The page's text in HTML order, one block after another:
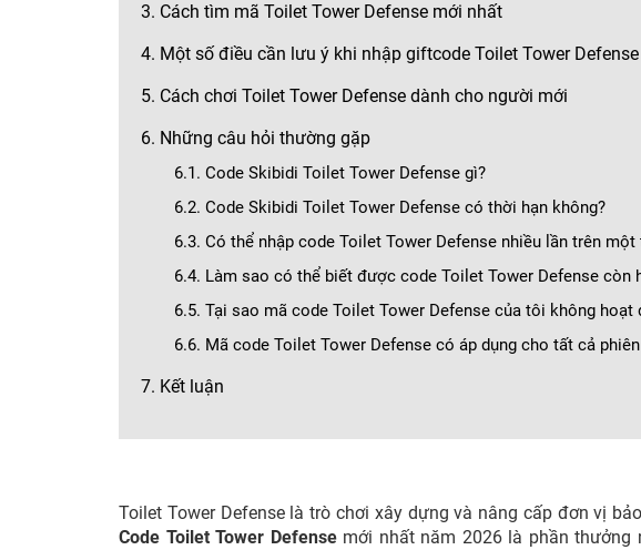
3. Cách tìm mã Toilet Tower Defense mới nhất
4. Một số điều cần lưu ý khi nhập giftcode Toilet Tower Defense
5. Cách chơi Toilet Tower Defense dành cho người mới
6. Những câu hỏi thường gặp
6.1. Code Skibidi Toilet Tower Defense gì?
6.2. Code Skibidi Toilet Tower Defense có thời hạn không?
6.3. Có thể nhập code Toilet Tower Defense nhiều lần trên
6.4. Làm sao có thể biết được code Toilet Tower Defense còn
6.5. Tại sao mã code Toilet Tower Defense của tôi không hoạt
6.6. Mã code Toilet Tower Defense có áp dụng cho tất cả
7. Kết luận
Toilet Tower Defense là trò chơi xây dựng và nâng cấp đơn vị
Code Toilet Tower Defensemới nhất năm 2026 là phần thưởng